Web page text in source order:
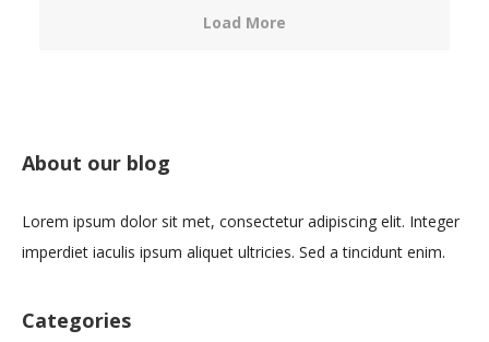
Load More
About our blog
Lorem ipsum dolor sit met, consectetur adipiscing elit. Integer
imperdiet iaculis ipsum aliquet ultricies. Sed a tincidunt enim.
Categories